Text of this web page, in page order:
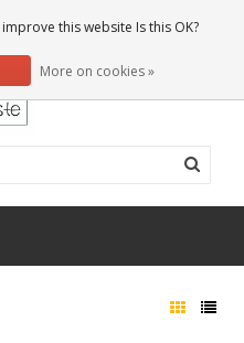
0 Articles
this website Is this OK?
More on cookies »